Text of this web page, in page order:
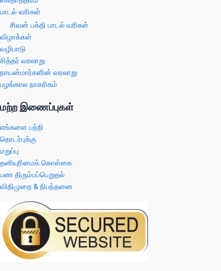
பாடல் வரிகள்
சிவன் பக்தி பாடல் வரிகள்
விழாக்கள்
வழிபாடு
சித்தர் வரலாறு
நாயன்மார்களின் வரலாறு
பழங்கால நாகரிகம்
மற்ற இணைப்புகள்
எங்களை பற்றி
தொடர்புக்கு
மறுப்பு
தனியுரிமைக் கொள்கை
பண திரும்பப்பெறுதல்
விதிமுறை & நிபந்தனை